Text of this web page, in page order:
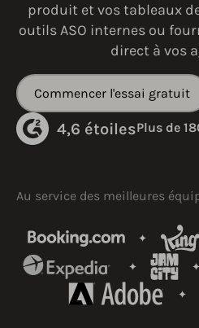
produit et vos tableaux
outils ASO internes ou
direct à vos
Commencer l'essai gratuit
4,6 étoilesPlus de
Au service des meilleures